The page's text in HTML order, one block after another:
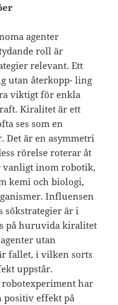
agenter
roll är
relevant. Ett
utan återkopp- ling
viktigt för enkla
Kiralitet är ett
ses som en
Det är en asymmetri
rörelse roterar åt
vanligt inom robotik,
kemi och biologi,
Influensen
sökstrategier är i
på huruvida kiralitet
utan
fallet, i vilken sorts
uppstår.
har
effekt på